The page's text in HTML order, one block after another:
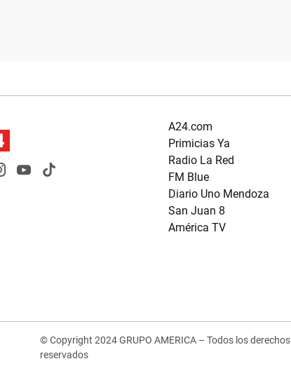
A24.com
Primicias Ya
Radio La Red
FM Blue
Diario Uno Mendoza
San Juan 8
América TV
© Copyright 2024 GRUPO AMERICA – Todos los derechos
reservados